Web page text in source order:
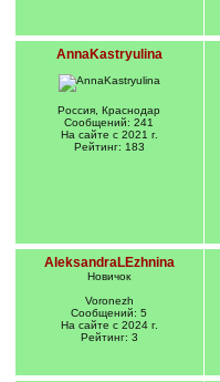
AnnaKastryulina
Россия, Краснодар
Сообщений: 241
На сайте с 2021 г.
Рейтинг: 183
AleksandraLEzhnina
Новичок
Voronezh
Сообщений: 5
На сайте с 2024 г.
Рейтинг: 3